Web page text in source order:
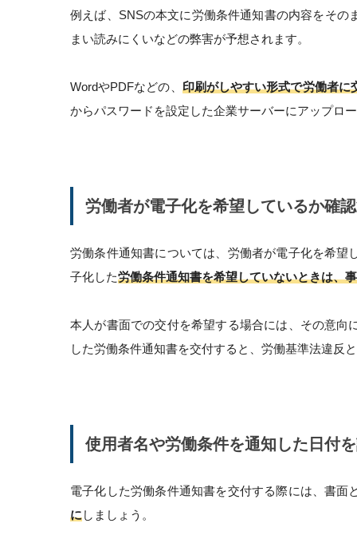
例えば、SNSの本文に労働条件通知書の内容をそ
まい読みにくいなどの弊害が予想されます。
WordやPDFなどの、 印刷がしやすい形式で労働者に
からパスワードを設定した企業サーバーにアップロ
労働者が電子化を希望しているか確
労働条件通知書については、労働者が電子化を希
子化した労働条件通知書を希望していないときは、
本人が書面での交付を希望する場合には、その意
した労働条件通知書を交付すると、労働基準法違反
使用者名や労働条件を通知した日付
電子化した労働条件通知書を交付する際には、書面
にしましょう。